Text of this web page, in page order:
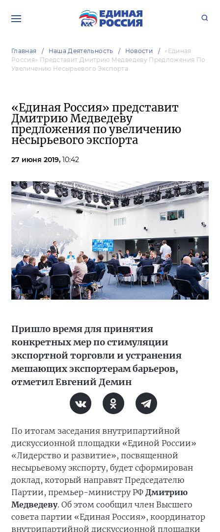
Главная Наша Деятельность Новости
«Единая
Россия» Представит Дмитрию Медведеву Предложения По
Увеличению Несырьевого Экспорта
«Единая Россия» представит
Дмитрию Медведеву
предложения по увеличению
несырьевого экспорта
27 июня 2019, 10:42
Пришло время для принятия
конкретных мер по стимуляции
экспортной торговли и устранения
мешающих экспортерам барьеров,
отметил Евгений Демин
По итогам заседания внутрипартийной
дискуссионной площадки «Единой России»
«Лидерство и развитие», посвященной
несырьевому экспорту, будет сформирован
доклад, который направят Председателю
Партии, премьер-министру РФ Дмитрию
Медведеву. Об этом сообщил член Высшего
совета партии «Единая Россия», координатор
внутрипартийной дискуссионной площадки